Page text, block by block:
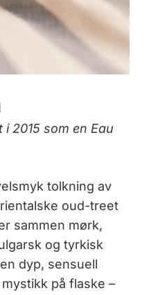
2015 som en Eau
tolkning av
oud-treet
sammen mørk,
og tyrkisk
dyp, sensuell
på flaske –